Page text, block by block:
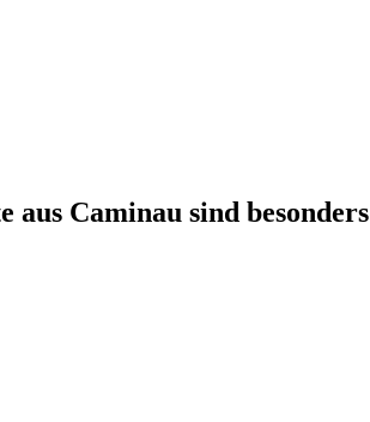
Caminau sind